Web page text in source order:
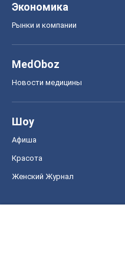
Экономика
Рынки и компании
MedOboz
Новости медицины
Шоу
Афиша
Красота
Женский Журнал